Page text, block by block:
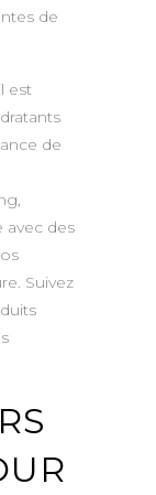
de
est
de
avec des
Suivez